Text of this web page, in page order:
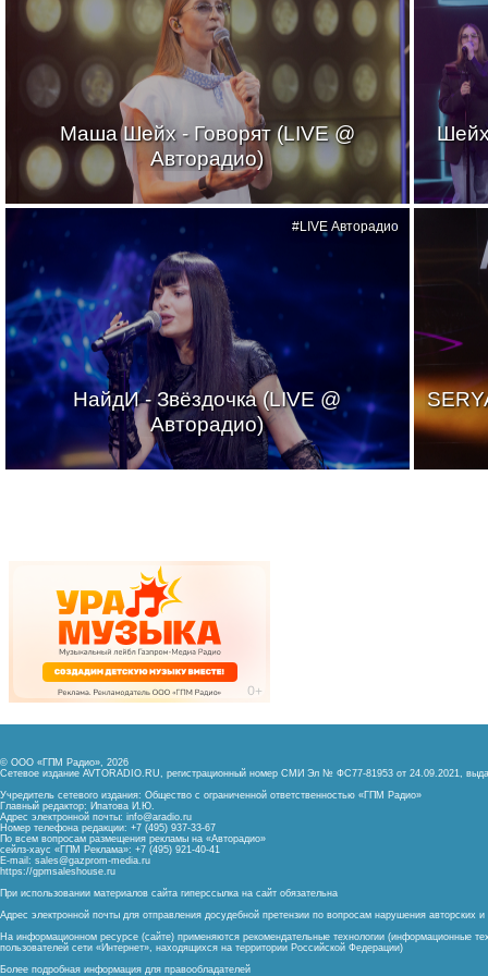
Маша Шейх - Говорят (LIVE @
Авторадио)
НайдИ - Звёздочка (LIVE @
Авторадио)
#LIVE Авторадио
© ООО «ГПМ Радио», 2026
Сетевое издание AVTORADIO.RU, регистрационный номер СМИ Эл № ФС77-81953 от 24.09.2021,
Учредитель сетевого издания: Общество с ограниченной ответственностью «ГПМ Радио»
Главный редактор: Ипатова И.Ю.
Адрес электронной почты: info@aradio.ru
Номер телефона редакции: +7 (495) 937-33-67
По всем вопросам размещения рекламы на «Авторадио»
сейлз-хаус «ГПМ Реклама»: +7 (495) 921-40-41
E-mail: sales@gazprom-media.ru
https://gpmsaleshouse.ru
При использовании материалов сайта гиперссылка на сайт обязательна
Адрес электронной почты для отправления досудебной претензии по вопросам нарушения авторских
На информационном ресурсе (сайте) применяются рекомендательные технологии (информационные
пользователей сети «Интернет», находящихся на территории Российской Федерации)
Более подробная информация для правообладателей